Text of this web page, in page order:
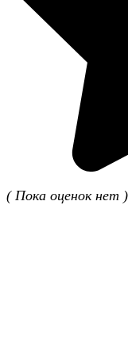
( Пока оценок нет )